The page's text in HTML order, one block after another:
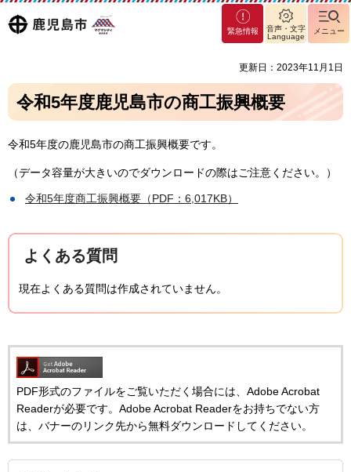
鹿児島
マグ
マシ
島市
緊急情報
音声・文字
Language
メニュー
更新日：2023年11月1日
令和5年度鹿児島市の商工振興概要
令和5年度の鹿児島市の商工振興概要です。
（データ容量が大きいのでダウンロードの際はご注意ください。）
令和5年度商工振興概要（PDF：6,017KB）
よくある質問
現在よくある質問は作成されていません。
PDF形式のファイルをご覧いただく場合には、Adobe Acrobat
Readerが必要です。Adobe Acrobat Readerをお持ちでない方
は、バナーのリンク先から無料ダウンロードしてください。